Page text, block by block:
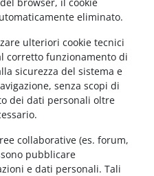
eliminato.
ulteriori cookie tecnici
corretto funzionamento di
sicurezza del sistema e
senza scopi di
dei dati personali oltre
collaborative (es. forum,
pubblicare
e dati personali. Tali